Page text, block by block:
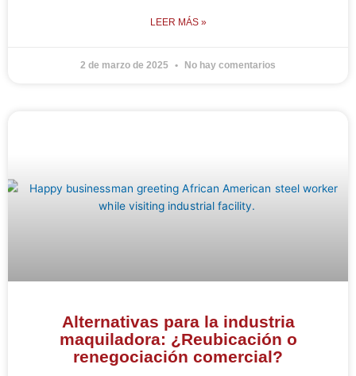
LEER MÁS »
2 de marzo de 2025 No hay comentarios
Alternativas para la industria
maquiladora: ¿Reubicación o
renegociación comercial?